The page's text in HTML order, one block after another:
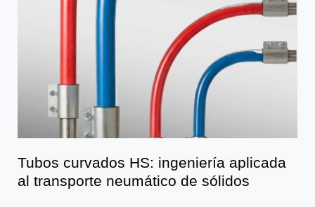
Tubos curvados HS: ingeniería aplicada
al transporte neumático de sólidos